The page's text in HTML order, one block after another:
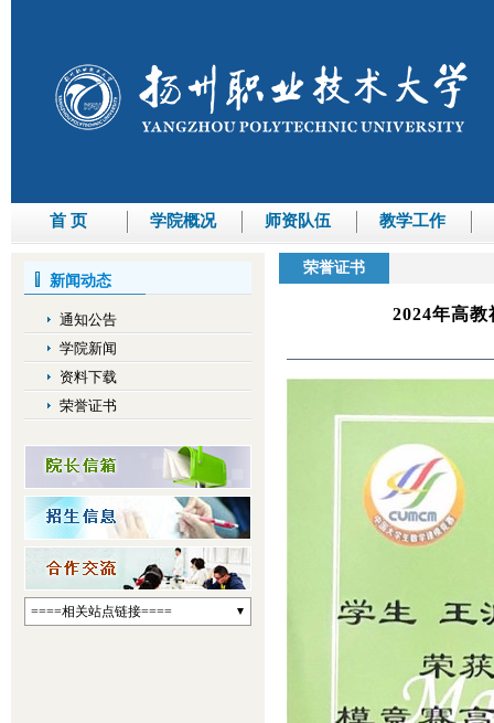
首 页 学院概况 师资队伍 教学工作
新闻动态
通知公告
学院新闻
资料下载
荣誉证书
====相关站点链接====
荣誉证书
2024年高